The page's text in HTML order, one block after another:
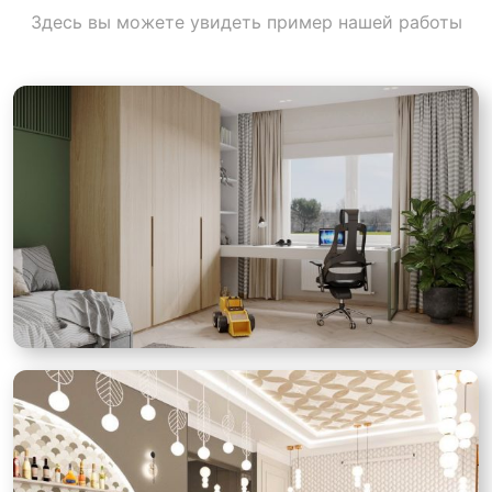
Здесь вы можете увидеть пример нашей работы